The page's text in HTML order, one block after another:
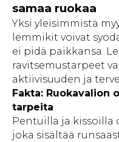
samaa ruokaa
Yksi yleisimmistä
lemmikit voivat
ei pidä paikkansa.
ravitsemustarpeet
aktiivisuuden ja
Fakta: Ruokavalion
tarpeita
Pentuilla ja kissoilla
joka sisältää